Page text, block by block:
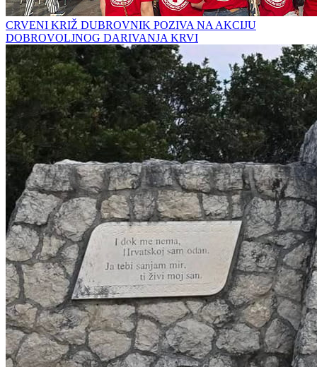
CRVENI KRIŽ DUBROVNIK POZIVA NA AKCIJU
DOBROVOLJNOG DARIVANJA KRVI